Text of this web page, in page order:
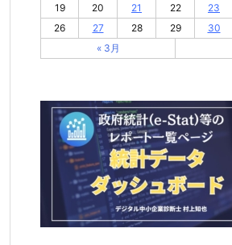
19
20 21 22 23
26
27 28 29
30
« 3月